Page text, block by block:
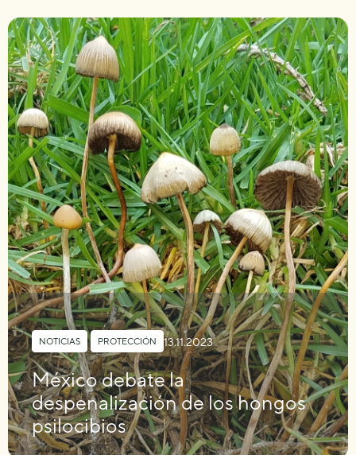
NOTICIAS , PROTECCIÓN 13.11.2023
México debate la
despenalización de los hongos
psilocibios